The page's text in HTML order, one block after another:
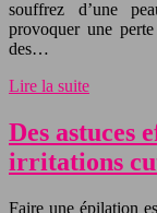
souffrez d’une
provoquer une
des…
Lire la suite
Des astuces
irritations
Faire une épilation